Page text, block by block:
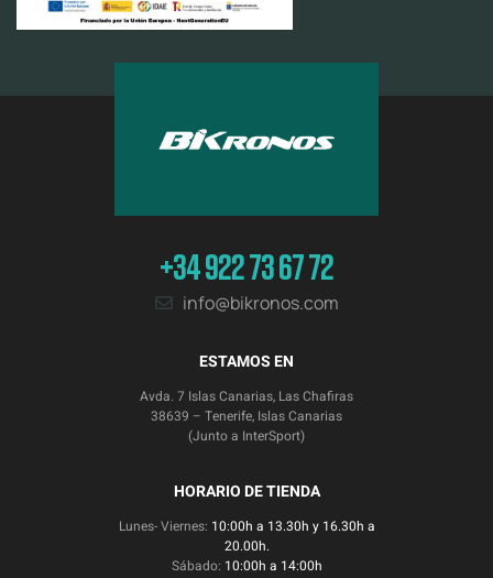
+34 922 73 67 72
info@bikronos.com
ESTAMOS EN
Avda. 7 Islas Canarias, Las Chafiras
38639 – Tenerife, Islas Canarias
(Junto a InterSport)
HORARIO DE TIENDA
Lunes- Viernes: 10:00h a 13.30h y 16.30h a
20.00h.
Sábado: 10:00h a 14:00h